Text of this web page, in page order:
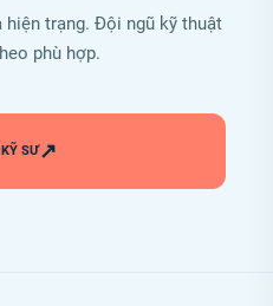
hiện trạng. Đội ngũ kỹ thuật
phù hợp.
SƯ↗